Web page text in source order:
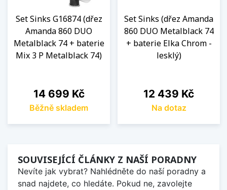
Set Sinks G16874 (dřez
Amanda 860 DUO
Metalblack 74 + baterie
Mix 3 P Metalblack 74)
Cena
14 699 Kč
Běžně skladem
Set Sinks (dřez Amanda
860 DUO Metalblack 74
+ baterie Elka Chrom -
lesklý)
Cena
12 439 Kč
Na dotaz
SOUVISEJÍCÍ ČLÁNKY Z NAŠÍ PORADNY
Nevíte jak vybrat? Nahlédněte do naší poradny a
snad najdete, co hledáte. Pokud ne, zavolejte